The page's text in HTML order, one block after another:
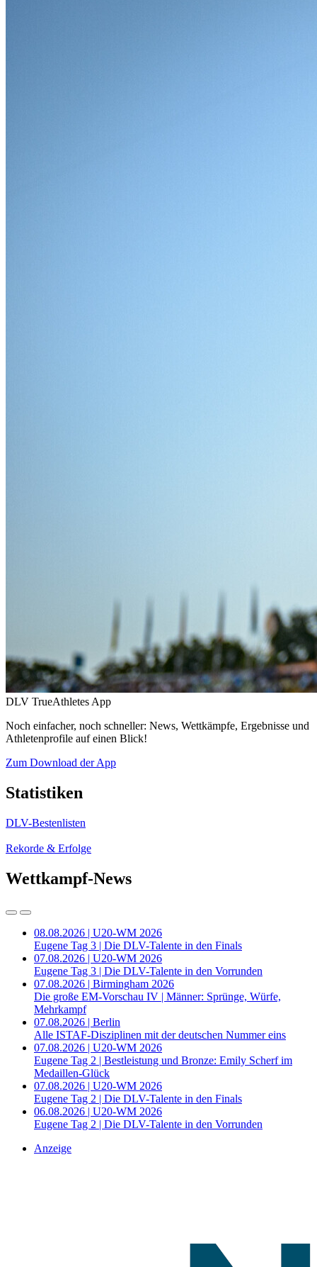
DLV TrueAthletes App
Noch einfacher, noch schneller: News, Wettkämpfe, Ergebnisse und
Athletenprofile auf einen Blick!
Zum Download der App
Statistiken
DLV-Bestenlisten
Rekorde & Erfolge
Wettkampf-News
08.08.2026 | U20-WM 2026
Eugene Tag 3 | Die DLV-Talente in den Finals
07.08.2026 | U20-WM 2026
Eugene Tag 3 | Die DLV-Talente in den Vorrunden
07.08.2026 | Birmingham 2026
Die große EM-Vorschau IV | Männer: Sprünge, Würfe,
Mehrkampf
07.08.2026 | Berlin
Alle ISTAF-Disziplinen mit der deutschen Nummer eins
07.08.2026 | U20-WM 2026
Eugene Tag 2 | Bestleistung und Bronze: Emily Scherf im
Medaillen-Glück
07.08.2026 | U20-WM 2026
Eugene Tag 2 | Die DLV-Talente in den Finals
06.08.2026 | U20-WM 2026
Eugene Tag 2 | Die DLV-Talente in den Vorrunden
Anzeige